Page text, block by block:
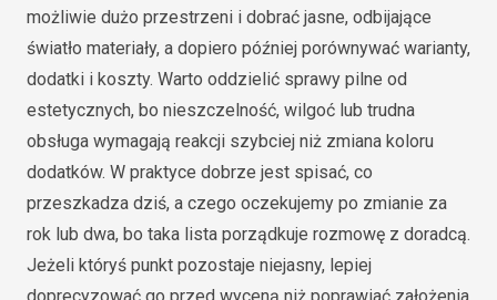
możliwie dużo przestrzeni i dobrać jasne, odbijające
światło materiały, a dopiero później porównywać warianty,
dodatki i koszty. Warto oddzielić sprawy pilne od
estetycznych, bo nieszczelność, wilgoć lub trudna
obsługa wymagają reakcji szybciej niż zmiana koloru
dodatków. W praktyce dobrze jest spisać, co
przeszkadza dziś, a czego oczekujemy po zmianie za
rok lub dwa, bo taka lista porządkuje rozmowę z doradcą.
Jeżeli któryś punkt pozostaje niejasny, lepiej
doprecyzować go przed wyceną niż poprawiać założenia